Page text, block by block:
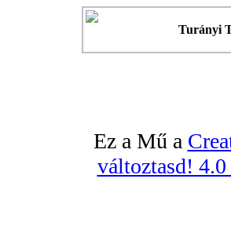
Turányi
Ez a Mű a
változtasd!